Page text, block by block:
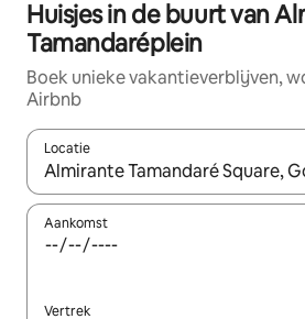
Huisjes in de buurt van
Tamandaréplein
Boek unieke vakantieverblijven,
Airbnb
Locatie
Wanneer er suggesties
Aankomst
Vertrek